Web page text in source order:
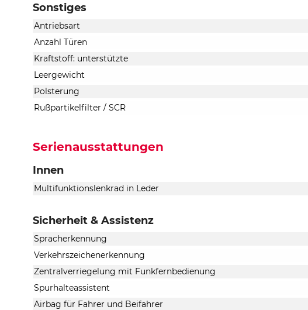
Sonstiges
Antriebsart
Anzahl Türen
Kraftstoff: unterstützte
Leergewicht
Polsterung
Rußpartikelfilter / SCR
Serienausstattungen
Innen
Multifunktionslenkrad in Leder
Sicherheit & Assistenz
Spracherkennung
Verkehrszeichenerkennung
Zentralverriegelung mit Funkfernbedienung
Spurhalteassistent
Airbag für Fahrer und Beifahrer